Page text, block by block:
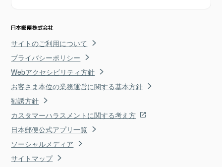
サイトのご利用について
プライバシーポリシー
Webアクセシビリティ方針
お客さま本位の業務運営に関する基本方針
勧誘方針
カスタマーハラスメントに関する考え方
日本郵便公式アプリ一覧
ソーシャルメディア
サイトマップ